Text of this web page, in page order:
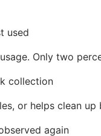
used
Only two
collection
or helps clean up
again